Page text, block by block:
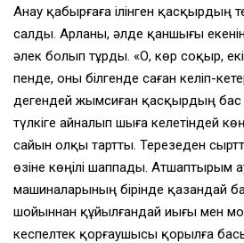
Анау қабырғаға iлiнген қасқырдың
салды. Арланы, әлде қаншығы
әлек болып тұрды. «О, көр соқыр,
пенде, оны бiлгенде саған келiп-
дегендей жымсиған қасқырдың бас
түлкiге айналып шыға келетiндей
сайын олқы тартты. Терезеден
өзiне көңiлi шаппады. Атшаптырым
машиналарының бiрiнде қазандай
шойыннан құйылғандай иығы мен
кеспелтек қорғаушысы қорылға